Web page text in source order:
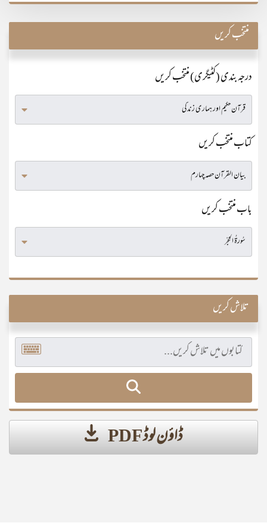
منتخب کریں
درجہ بندی (کٹیگری) منتخب کریں
کتاب منتخب کریں
باب منتخب کریں
تلاش کریں
ڈاؤن لوڈ PDF